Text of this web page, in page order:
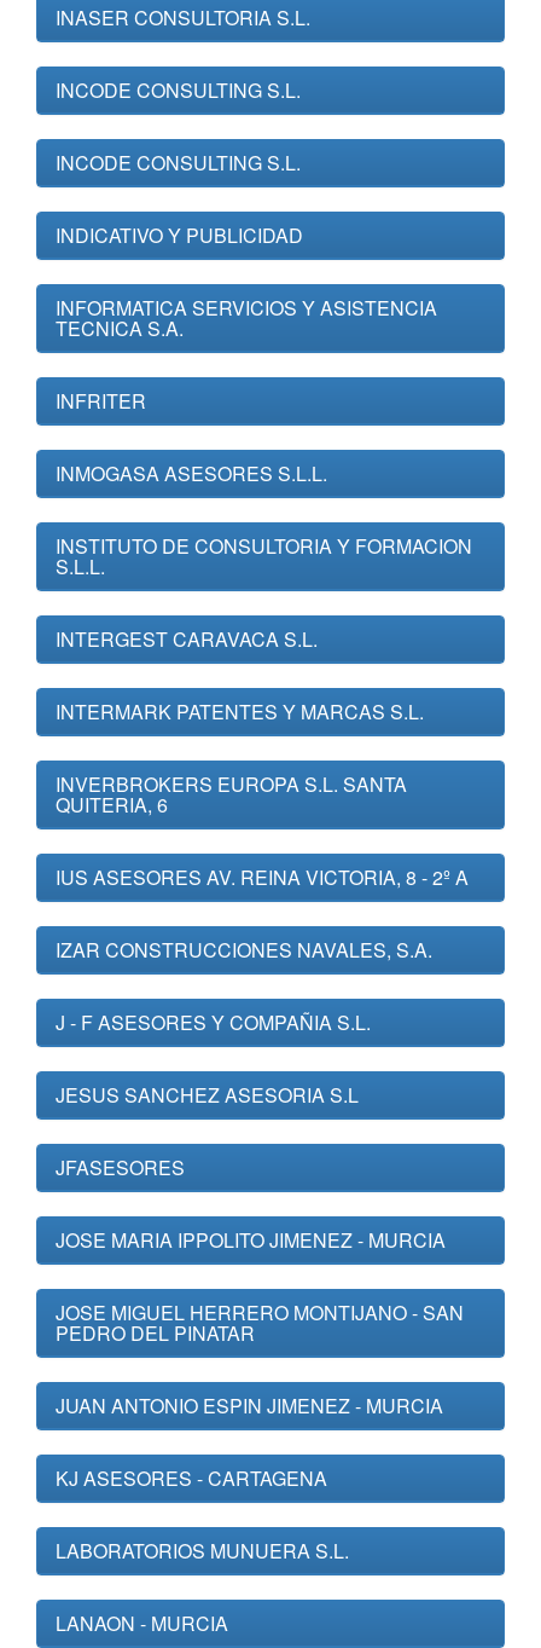
INASER CONSULTORIA S.L.
INCODE CONSULTING S.L.
INCODE CONSULTING S.L.
INDICATIVO Y PUBLICIDAD
INFORMATICA SERVICIOS Y ASISTENCIA
TECNICA S.A.
INFRITER
INMOGASA ASESORES S.L.L.
INSTITUTO DE CONSULTORIA Y FORMACION
S.L.L.
INTERGEST CARAVACA S.L.
INTERMARK PATENTES Y MARCAS S.L.
INVERBROKERS EUROPA S.L. SANTA
QUITERIA, 6
IUS ASESORES AV. REINA VICTORIA, 8 - 2º A
IZAR CONSTRUCCIONES NAVALES, S.A.
J - F ASESORES Y COMPAÑIA S.L.
JESUS SANCHEZ ASESORIA S.L
JFASESORES
JOSE MARIA IPPOLITO JIMENEZ - MURCIA
JOSE MIGUEL HERRERO MONTIJANO - SAN
PEDRO DEL PINATAR
JUAN ANTONIO ESPIN JIMENEZ - MURCIA
KJ ASESORES - CARTAGENA
LABORATORIOS MUNUERA S.L.
LANAON - MURCIA